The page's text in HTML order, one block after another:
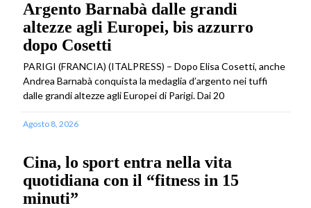
Argento Barnabà dalle grandi
altezze agli Europei, bis azzurro
dopo Cosetti
PARIGI (FRANCIA) (ITALPRESS) – Dopo Elisa Cosetti, anche
Andrea Barnabà conquista la medaglia d’argento nei tuffi
dalle grandi altezze agli Europei di Parigi. Dai 20
Agosto 8, 2026
Cina, lo sport entra nella vita
quotidiana con il “fitness in 15
minuti”